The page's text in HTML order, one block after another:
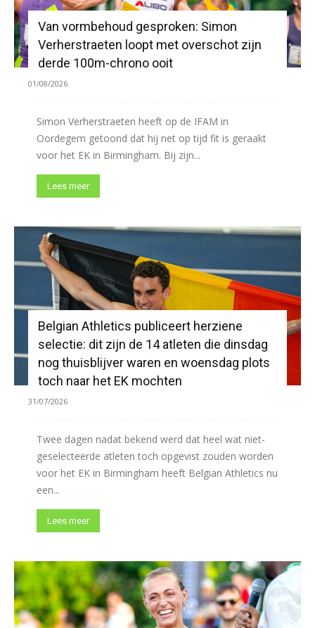
Van vormbehoud gesproken: Simon
Verherstraeten loopt met overschot zijn
derde 100m-chrono ooit
01/08/2026
Simon Verherstraeten heeft op de IFAM in
Oordegem getoond dat hij net op tijd fit is geraakt
voor het EK in Birmingham. Bij zijn...
Lees meer
Belgian Athletics publiceert herziene
selectie: dit zijn de 14 atleten die dinsdag
nog thuisblijver waren en woensdag plots
toch naar het EK mochten
31/07/2026
Twee dagen nadat bekend werd dat heel wat niet-
geselecteerde atleten toch opgevist zouden worden
voor het EK in Birmingham heeft Belgian Athletics nu
een...
Lees meer